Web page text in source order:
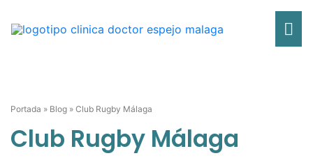
Portada » Blog » Club Rugby Málaga
Club Rugby Málaga